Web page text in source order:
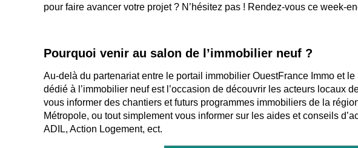
pour faire avancer votre projet ? N’hésitez pas ! Rendez-vous ce week-
Pourquoi venir au salon de l’immobilier neuf ?
Au-delà du partenariat entre le portail immobilier OuestFrance Immo et
dédié à l’immobilier neuf est l’occasion de découvrir les acteurs locaux
vous informer des chantiers et futurs programmes immobiliers de la
Métropole, ou tout simplement vous informer sur les aides et conseils
ADIL, Action Logement, ect.